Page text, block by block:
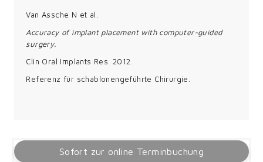
Van Assche N et al.
Accuracy of implant placement with computer-guided
surgery.
Clin Oral Implants Res. 2012.
Referenz für schablonengeführte Chirurgie.
Sofort zur online Terminbuchung